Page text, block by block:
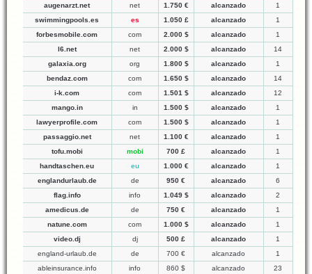
augenarzt.net
net 1.750 € alcanzado
1
swimmingpools.es
es 1.050 £ alcanzado
1
forbesmobile.com
com 2.000 $ alcanzado
1
l6.net
net 2.000 $ alcanzado
14
galaxia.org
org 1.800 $ alcanzado
1
bendaz.com
com 1.650 $ alcanzado
14
i-k.com
com 1.501 $ alcanzado
12
mango.in
in 1.500 $ alcanzado
1
lawyerprofile.com
com 1.500 $ alcanzado
1
passaggio.net
net 1.100 € alcanzado
1
tofu.mobi
mobi 700 £ alcanzado
1
handtaschen.eu
eu 1.000 € alcanzado
1
englandurlaub.de
de 950 € alcanzado
6
flag.info
info 1.049 $ alcanzado
2
amedicus.de
de 750 € alcanzado
1
natune.com
com 1.000 $ alcanzado
1
video.dj
dj 500 £ alcanzado
1
england-urlaub.de
de 700 € alcanzado
1
ableinsurance.info
info 860 $ alcanzado
23